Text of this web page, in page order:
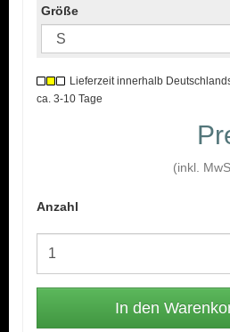
Größe
Lieferzeit innerhalb
ca. 3-10 Tage
(inkl.
Anzahl